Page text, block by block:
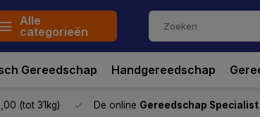
Alle
categorieën
Gereedschap Handgereedschap
(tot 31kg) De online Gereedschap Specialist